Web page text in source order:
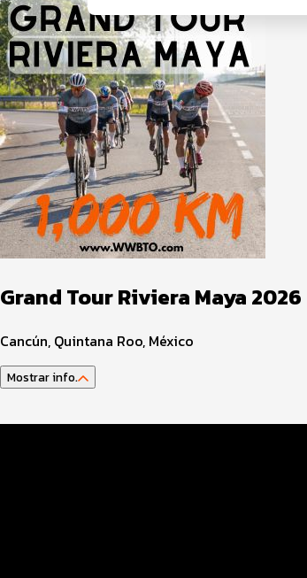
Grand Tour Riviera Maya 2026
Cancún, Quintana Roo, México
Mostrar info.